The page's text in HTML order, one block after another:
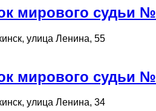
мирового судьи №
улица Ленина, 55
мирового судьи №
улица Ленина, 34